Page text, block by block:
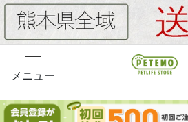
メニュー